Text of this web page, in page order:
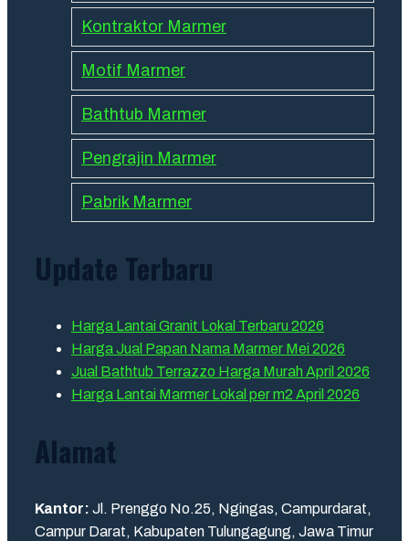
Kontraktor Marmer
Motif Marmer
Bathtub Marmer
Pengrajin Marmer
Pabrik Marmer
Update Terbaru
Harga Lantai Granit Lokal Terbaru 2026
Harga Jual Papan Nama Marmer Mei 2026
Jual Bathtub Terrazzo Harga Murah April 2026
Harga Lantai Marmer Lokal per m2 April 2026
Alamat
Kantor: Jl. Prenggo No.25, Ngingas, Campurdarat,
Campur Darat, Kabupaten Tulungagung, Jawa Timur